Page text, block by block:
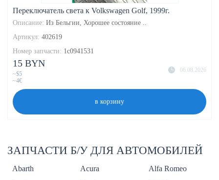
Переключатель света к Volkswagen Golf, 1999г.
Описание: Из Бельгии, Хорошее состояние ..
Артикул: 402619
Номер запчасти: 1c0941531
06.08.2026
15 BYN
~$5
~4€
в корзину
ЗАПЧАСТИ Б/У ДЛЯ АВТОМОБИЛЕЙ
Abarth Acura
Alfa Romeo